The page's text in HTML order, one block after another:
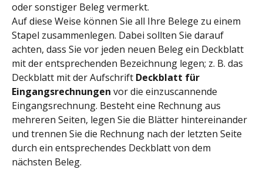
oder sonstiger Beleg vermerkt.
Auf diese Weise können Sie all Ihre Belege zu einem
Stapel zusammenlegen. Dabei sollten Sie darauf
achten, dass Sie vor jeden neuen Beleg ein Deckblatt
mit der entsprechenden Bezeichnung legen; z. B. das
Deckblatt mit der Aufschrift Deckblatt für
Eingangsrechnungen vor die einzuscannende
Eingangsrechnung. Besteht eine Rechnung aus
mehreren Seiten, legen Sie die Blätter hintereinander
und trennen Sie die Rechnung nach der letzten Seite
durch ein entsprechendes Deckblatt von dem
nächsten Beleg.